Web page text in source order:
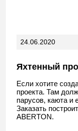
24.06.2020
Яхтенный
Если хотите
проекта. Там
парусов, каюта и
Заказать
ABERTON.